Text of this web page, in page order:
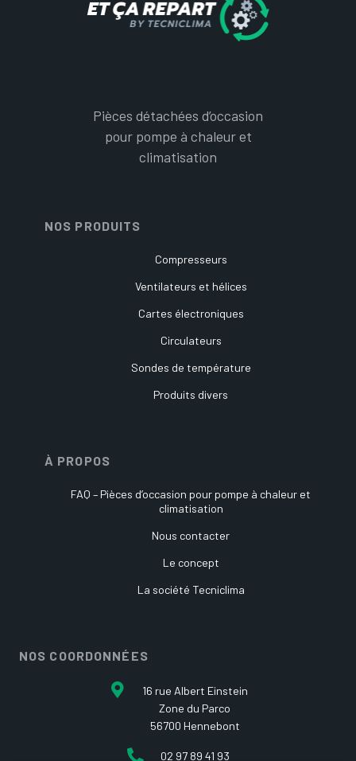
Pièces détachées d’occasion
pour pompe à chaleur et
climatisation
NOS PRODUITS
Compresseurs
Ventilateurs et hélices
Cartes électroniques
Circulateurs
Sondes de température
Produits divers
À PROPOS
FAQ – Pièces d’occasion pour pompe à chaleur et
climatisation
Nous contacter
Le concept
La société Tecniclima
NOS COORDONNÉES
16 rue Albert Einstein
Zone du Parco
56700 Hennebont
02 97 89 41 93